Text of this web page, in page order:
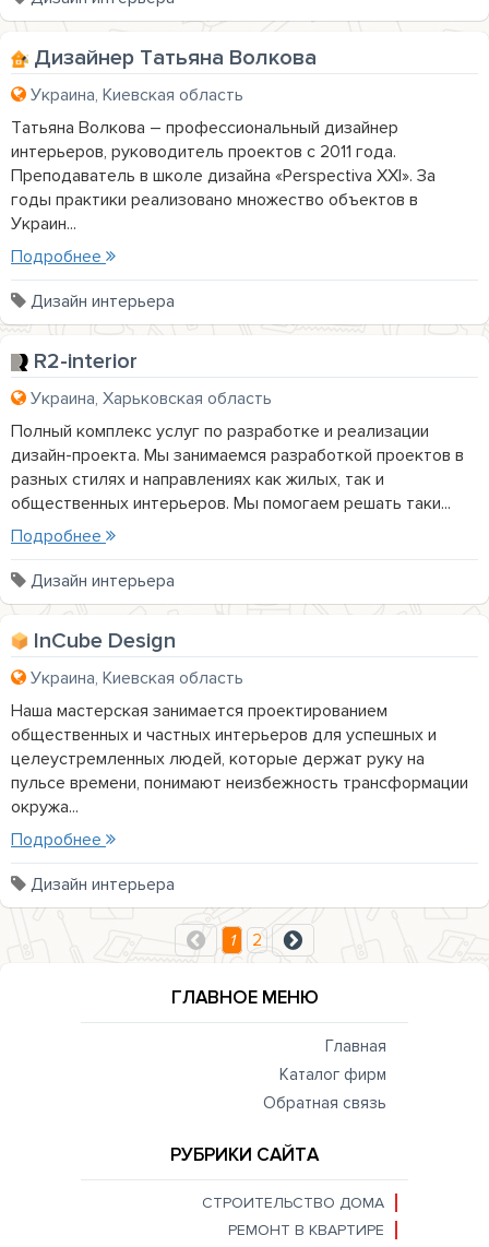
Дизайнер Татьяна Волкова
Украина, Киевская область
Татьяна Волкова – профессиональный дизайнер
интерьеров, руководитель проектов с 2011 года.
Преподаватель в школе дизайна «Perspeсtiva XXI». За
годы практики реализовано множество объектов в
Украин...
Подробнее
Дизайн интерьера
R2-interior
Украина, Харьковская область
Полный комплекс услуг по разработке и реализации
дизайн-проекта. Мы занимаемся разработкой проектов в
разных стилях и направлениях как жилых, так и
общественных интерьеров. Мы помогаем решать таки...
Подробнее
Дизайн интерьера
InCube Design
Украина, Киевская область
Наша мастерская занимается проектированием
общественных и частных интерьеров для успешных и
целеустремленных людей, которые держат руку на
пульсе времени, понимают неизбежность трансформации
окружа...
Подробнее
Дизайн интерьера
1 2
ГЛАВНОЕ МЕНЮ
Главная
Каталог фирм
Обратная связь
РУБРИКИ САЙТА
СТРОИТЕЛЬСТВО ДОМА
РЕМОНТ В КВАРТИРЕ